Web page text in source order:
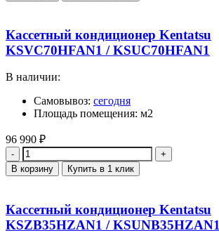
Кассетный кондиционер Kentatsu
KSVC70HFAN1 / KSUC70HFAN1
В наличии:
Самовывоз: сегодня
Площадь помещения: м2
96 990 ₽
Количество
В корзину Купить в 1 клик
Кассетный кондиционер Kentatsu
KSZB35HZAN1 / KSUNB35HZAN1